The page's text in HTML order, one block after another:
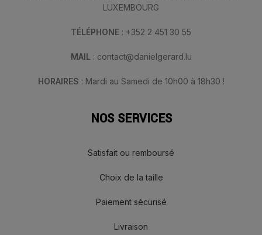
LUXEMBOURG
TÉLÉPHONE : +352 2 451 30 55
MAIL : contact@danielgerard.lu
HORAIRES : Mardi au Samedi de 10h00 à 18h30 !
NOS SERVICES
Satisfait ou remboursé
Choix de la taille
Paiement sécurisé
Livraison